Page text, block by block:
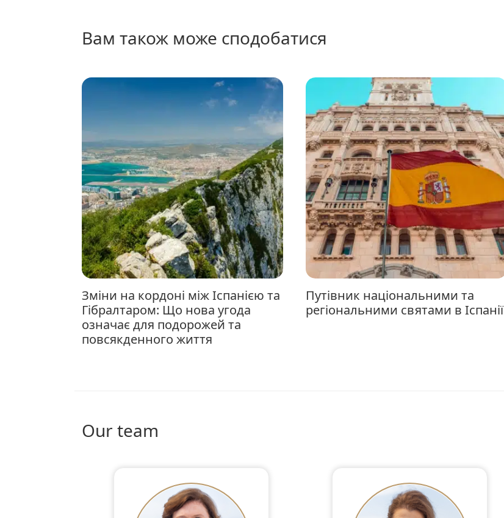
вам також може сподобатися
Зміни на кордоні між Іспанією та
Гібралтаром: Що нова угода
означає для подорожей та
повсякденного життя
Путівник національними та
регіональними святами в Іспанії
Our team